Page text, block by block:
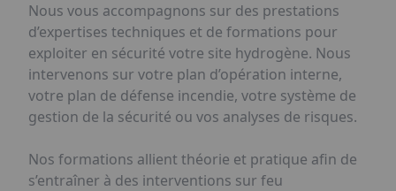
Nous vous accompagnons sur des prestations
d’expertises techniques et de formations pour
exploiter en sécurité votre site hydrogène. Nous
intervenons sur votre plan d’opération interne,
votre plan de défense incendie, votre système de
gestion de la sécurité ou vos analyses de risques.
Nos formations allient théorie et pratique afin de
s’entraîner à des interventions sur feu